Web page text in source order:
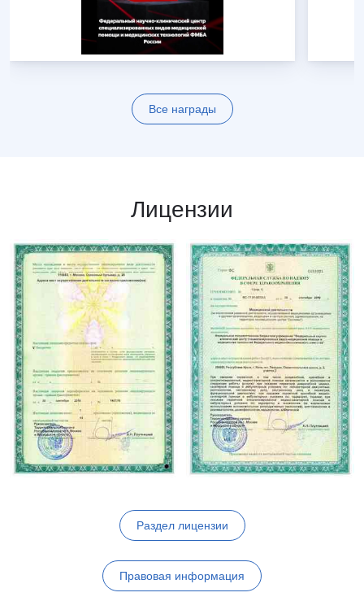
Все награды
Лицензии
Раздел лицензии
Правовая информация